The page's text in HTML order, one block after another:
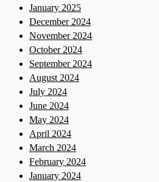
January 2025
December 2024
November 2024
October 2024
September 2024
August 2024
July 2024
June 2024
May 2024
April 2024
March 2024
February 2024
January 2024